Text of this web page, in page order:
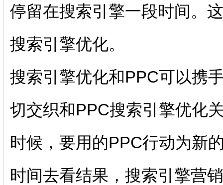
停留在搜索引擎一段时间。
搜索引擎优化。
搜索引擎优化和PPC可以携
切交织和PPC搜索引擎优化
时候，要用的PPC行动为新
时间去看结果，搜索引擎营